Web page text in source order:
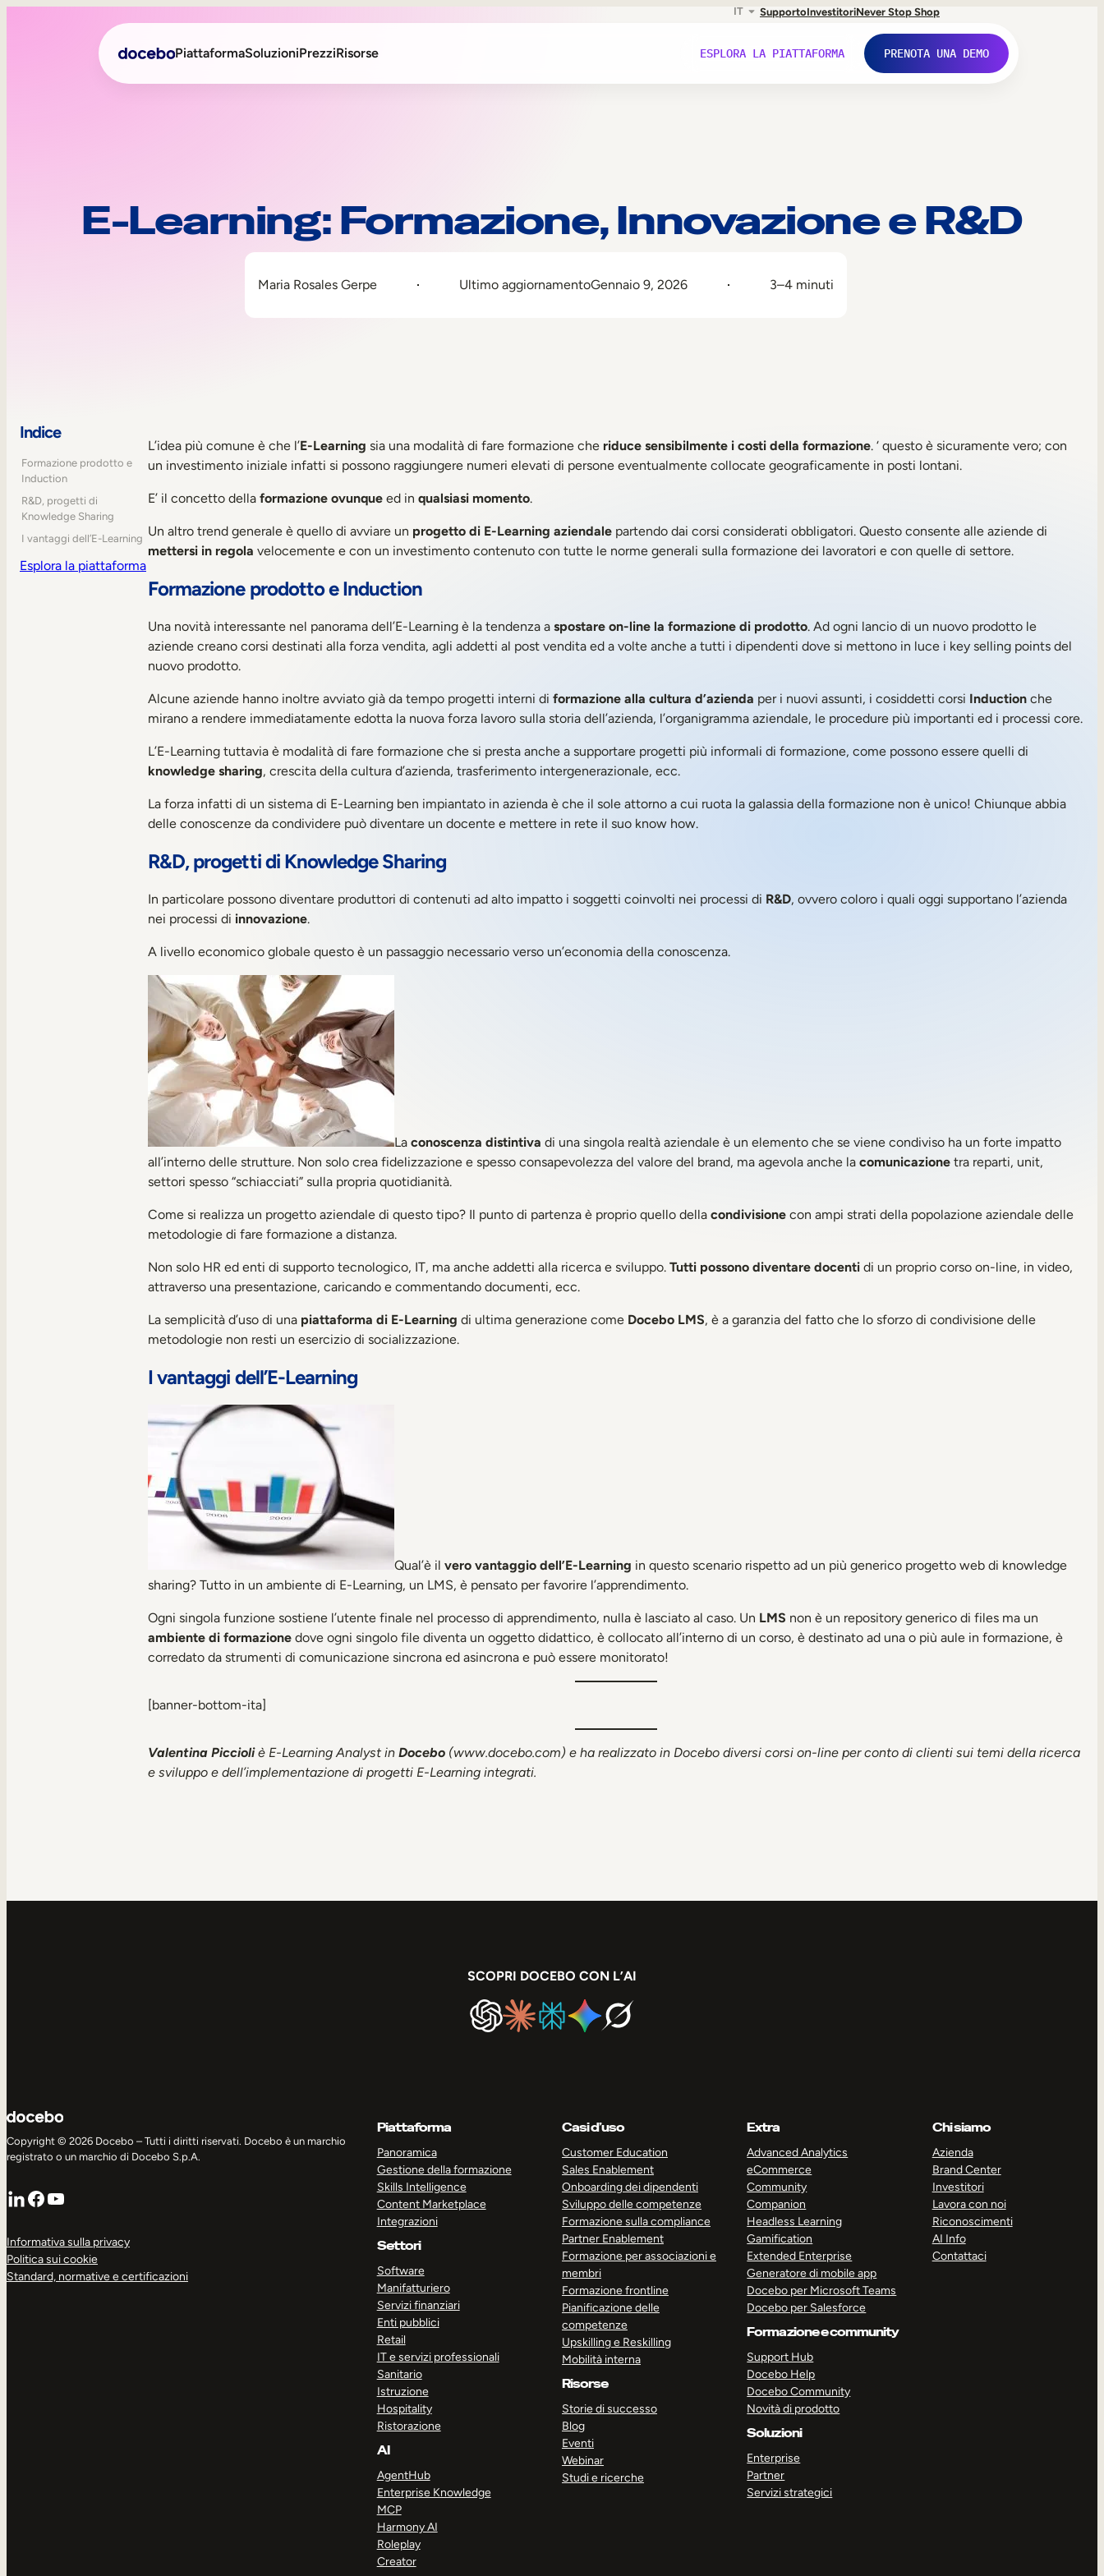
IT SupportoInvestitoriNever Stop Shop
PiattaformaSoluzioniPrezziRisorse ESPLORA LA PIATTAFORMA PRENOTA UNA DEMO
Sales Enablement
Formazione sulla compliance
Formazione frontline
Skills IntelligenceE-Learning: Formazione, Innovazione e R&D
Maria Rosales Gerpe Ultimo aggiornamentoGennaio 9, 2026 3–4 minuti
Indice
Formazione prodotto e
Induction
R&D, progetti di
Knowledge Sharing
I vantaggi dell’E-Learning
Esplora la piattaforma
L’idea più comune è che l’E-Learning sia una modalità di fare formazione che riduce sensibilmente i costi della formazione. ‘ questo è sicuramente vero; con
un investimento iniziale infatti si possono raggiungere numeri elevati di persone eventualmente collocate geograficamente in posti lontani.
E’ il concetto dellaformazione ovunque ed inqualsiasi momento.
Un altro trend generale è quello di avviare un progetto di E-Learning aziendale partendo dai corsi considerati obbligatori. Questo consente alle aziende di
mettersi in regola velocemente e con un investimento contenuto con tutte le norme generali sulla formazione dei lavoratori e con quelle di settore.
Formazione prodotto e Induction
Una novità interessante nel panorama dell’E-Learning è la tendenza aspostare on-line la formazione di prodotto. Ad ogni lancio di un nuovo prodotto le
aziende creano corsi destinati alla forza vendita, agli addetti al post vendita ed a volte anche a tutti i dipendenti dove si mettono in luce i key selling points del
nuovo prodotto.
Alcune aziende hanno inoltre avviato già da tempo progetti interni diformazione alla cultura d’azienda per i nuovi assunti, i cosiddetti corsi Induction che
mirano a rendere immediatamente edotta la nuova forza lavoro sulla storia dell’azienda, l’organigramma aziendale, le procedure più importanti ed i processi core.
L’E-Learning tuttavia è modalità di fare formazione che si presta anche a supportare progetti più informali di formazione, come possono essere quelli di
knowledge sharing, crescita della cultura d’azienda, trasferimento intergenerazionale, ecc.
La forza infatti di un sistema di E-Learning ben impiantato in azienda è che il sole attorno a cui ruota la galassia della formazione non è unico! Chiunque abbia
delle conoscenze da condividere può diventare un docente e mettere in rete il suo know how.
R&D, progetti di Knowledge Sharing
In particolare possono diventare produttori di contenuti ad alto impatto i soggetti coinvolti nei processi di R&D, ovvero coloro i quali oggi supportano l’azienda
nei processi di innovazione.
A livello economico globale questo è un passaggio necessario verso un’economia della conoscenza.
La conoscenza distintiva di una singola realtà aziendale è un elemento che se viene condiviso ha un forte impatto
all’interno delle strutture. Non solo crea fidelizzazione e spesso consapevolezza del valore del brand, ma agevola anche lacomunicazione tra reparti, unit,
settori spesso “schiacciati” sulla propria quotidianità.
Come si realizza un progetto aziendale di questo tipo? Il punto di partenza è proprio quello dellacondivisione con ampi strati della popolazione aziendale delle
metodologie di fare formazione a distanza.
Non solo HR ed enti di supporto tecnologico, IT, ma anche addetti alla ricerca e sviluppo.Tutti possono diventare docenti di un proprio corso on-line, in video,
attraverso una presentazione, caricando e commentando documenti, ecc.
La semplicità d’uso di una piattaforma di E-Learning di ultima generazione come Docebo LMS, è a garanzia del fatto che lo sforzo di condivisione delle
metodologie non resti un esercizio di socializzazione.
I vantaggi dell’E-Learning
Qual’è il vero vantaggio dell’E-Learning in questo scenario rispetto ad un più generico progetto web di knowledge
sharing? Tutto in un ambiente di E-Learning, un LMS, è pensato per favorire l’apprendimento.
Ogni singola funzione sostiene l’utente finale nel processo di apprendimento, nulla è lasciato al caso. Un LMS non è un repository generico di files ma un
ambiente di formazione dove ogni singolo file diventa un oggetto didattico, è collocato all’interno di un corso, è destinato ad una o più aule in formazione, è
corredato da strumenti di comunicazione sincrona ed asincrona e può essere monitorato!
[banner-bottom-ita]
Valentina Piccioliè E-Learning Analyst inDocebo (www.docebo.com) e ha realizzato in Docebo diversi corsi on-line per conto di clienti sui temi della ricerca
e sviluppo e dell’implementazione di progetti E-Learning integrati.
SCOPRI DOCEBO CON L’AI
Copyright © 2026 Docebo – Tutti i diritti riservati. Docebo è un marchio
registrato o un marchio di Docebo S.p.A.
LinkedIn
Facebook
YouTube
Informativa sulla privacy
Politica sui cookie
Standard, normative e certificazioni
Piattaforma
Panoramica
Gestione della formazione
Skills Intelligence
Content Marketplace
Integrazioni
Settori
Software
Manifatturiero
Servizi finanziari
Enti pubblici
Retail
IT e servizi professionali
Sanitario
Istruzione
Hospitality
Ristorazione
AI
AgentHub
Enterprise Knowledge
MCP
Harmony AI
Roleplay
Creator
Casi d’uso
Customer Education
Sales Enablement
Onboarding dei dipendenti
Sviluppo delle competenze
Formazione sulla compliance
Partner Enablement
Formazione per associazioni e
membri
Formazione frontline
Pianificazione delle
competenze
Upskilling e Reskilling
Mobilità interna
Risorse
Storie di successo
Blog
Eventi
Webinar
Studi e ricerche
Extra
Advanced Analytics
eCommerce
Community
Companion
Headless Learning
Gamification
Extended Enterprise
Generatore di mobile app
Docebo per Microsoft Teams
Docebo per Salesforce
Formazione e community
Support Hub
Docebo Help
Docebo Community
Novità di prodotto
Soluzioni
Enterprise
Partner
Servizi strategici
Chi siamo
Azienda
Brand Center
Investitori
Lavora con noi
Riconoscimenti
AI Info
Contattaci